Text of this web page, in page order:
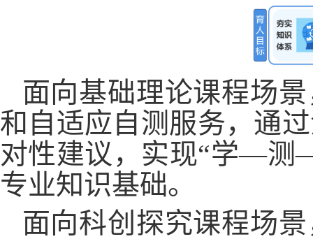
面向基础理论课程场
和自适应自测服务，通
对性建议，实现“学—测
专业知识基础。
面向科创探究课程场